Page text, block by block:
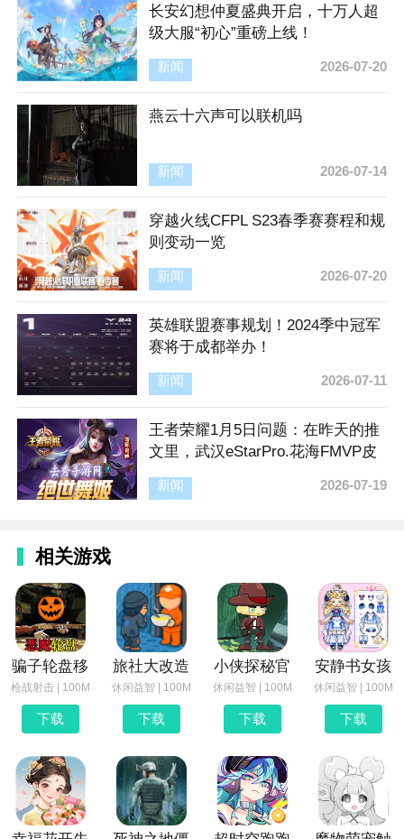
长安幻想仲夏盛典开启，十万人超
级大服“初心”重磅上线！
新闻 2026-07-20
燕云十六声可以联机吗
新闻 2026-07-14
穿越火线CFPL S23春季赛赛程和规
则变动一览
新闻 2026-07-20
英雄联盟赛事规划！2024季中冠军
赛将于成都举办！
新闻 2026-07-11
王者荣耀1月5日问题：在昨天的推
文里，武汉eStarPro.花海FMVP皮
新闻 2026-07-19
相关游戏
骗子轮盘移
枪战射击 | 100M
下载
旅社大改造
休闲益智 | 100M
下载
小侠探秘官
休闲益智 | 100M
下载
安静书女孩
休闲益智 | 100M
下载